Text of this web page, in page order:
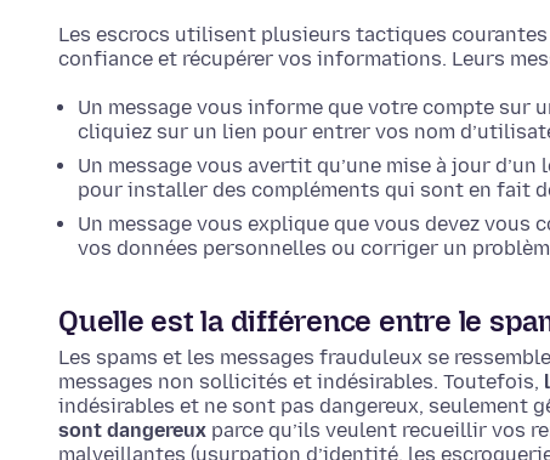
Les escrocs utilisent plusieurs tactiques
confiance et récupérer vos informations. Leurs
Un message vous informe que votre compte sur
cliquiez sur un lien pour entrer vos nom
Un message vous avertit qu’une mise à jour
pour installer des compléments qui sont en fait
Un message vous explique que vous devez
vos données personnelles ou corriger un
Quelle est la différence entre le
Les spams et les messages frauduleux se
messages non sollicités et indésirables. Toutefois,
indésirables et ne sont pas dangereux, seulement
sont dangereux parce qu’ils veulent recueillir vos
malveillantes (usurpation d’identité, les